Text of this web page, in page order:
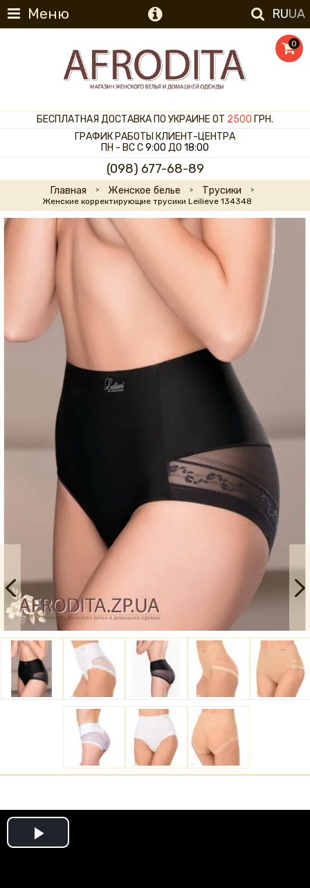
Меню RUUA
0
БЕСПЛАТНАЯ ДОСТАВКА ПО УКРАИНЕ ОТ 2500 ГРН.
ГРАФИК РАБОТЫ КЛИЕНТ-ЦЕНТРА
ПН - ВС С9:00 ДО 18:00
(098) 677-68-89
Главная Женское белье Трусики
Женские корректирующие трусики Leilieve 134348
Play